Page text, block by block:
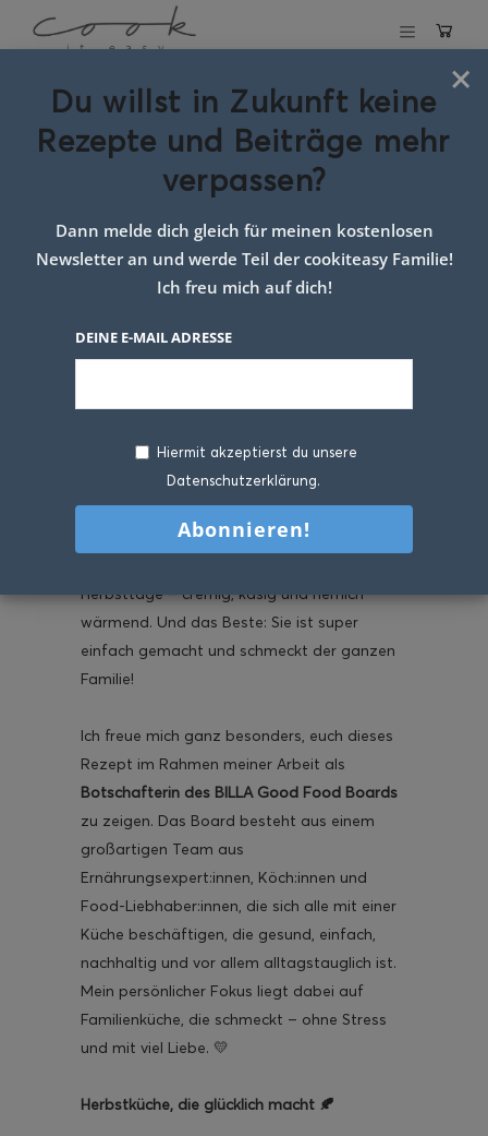
Eis am Stil
Kürbis-Käsesuppe
21. OKTOBER 2025
Heute wird’s in meiner Küche nicht nur lecker,
sondern auch ein bisschen spooky! Diese
Kürbis-Käsesuppe mit Grusel-
Herbsttage – cremig, käsig und herrlich
wärmend. Und das Beste: Sie ist super
einfach gemacht und schmeckt der ganzen
Familie!
Ich freue mich ganz besonders, euch dieses
Rezept im Rahmen meiner Arbeit als
Botschafterin des BILLA Good Food Boards
zu zeigen. Das Board besteht aus einem
großartigen Team aus
Ernährungsexpert:innen, Köch:innen und
Food-Liebhaber:innen, die sich alle mit einer
Küche beschäftigen, die gesund, einfach,
nachhaltig und vor allem alltagstauglich ist.
Mein persönlicher Fokus liegt dabei auf
Familienküche, die schmeckt – ohne Stress
und mit viel Liebe. 💛
Herbstküche, die glücklich macht 🍂
×
Du willst in Zukunft keine
Rezepte und Beiträge mehr
verpassen?
Dann melde dich gleich für meinen kostenlosen
Newsletter an und werde Teil der cookiteasy Familie!
Ich freu mich auf dich!
DEINE E-MAIL ADRESSE
Hiermit akzeptierst du unsere
Datenschutzerklärung.